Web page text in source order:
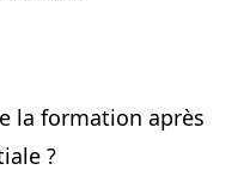
la formation après
?